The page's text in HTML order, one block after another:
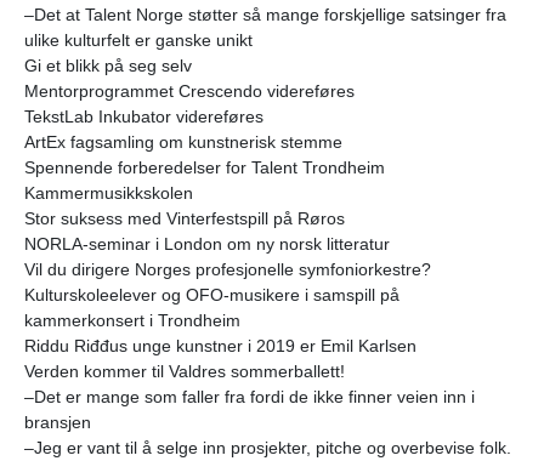
–Det at Talent Norge støtter så mange forskjellige satsinger fra
ulike kulturfelt er ganske unikt
Gi et blikk på seg selv
Mentorprogrammet Crescendo videreføres
TekstLab Inkubator videreføres
ArtEx fagsamling om kunstnerisk stemme
Spennende forberedelser for Talent Trondheim
Kammermusikkskolen
Stor suksess med Vinterfestspill på Røros
NORLA-seminar i London om ny norsk litteratur
Vil du dirigere Norges profesjonelle symfoniorkestre?
Kulturskoleelever og OFO-musikere i samspill på
kammerkonsert i Trondheim
Riddu Riđđus unge kunstner i 2019 er Emil Karlsen
Verden kommer til Valdres sommerballett!
–Det er mange som faller fra fordi de ikke finner veien inn i
bransjen
–Jeg er vant til å selge inn prosjekter, pitche og overbevise folk.